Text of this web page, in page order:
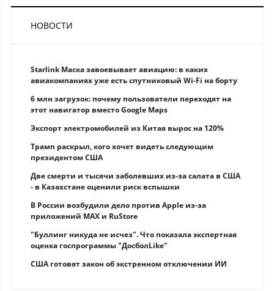
НОВОСТИ
Starlink Маска завоевывает авиацию: в каких
авиакомпаниях уже есть спутниковый Wi-Fi на борту
6 млн загрузок: почему пользователи переходят на
этот навигатор вместо Google Maps
Экспорт электромобилей из Китая вырос на 120%
Трамп раскрыл, кого хочет видеть следующим
президентом США
Две смерти и тысячи заболевших из-за салата в США
- в Казахстане оценили риск вспышки
В России возбудили дело против Apple из-за
приложений MAX и RuStore
"Буллинг никуда не исчез". Что показала экспертная
оценка госпрограммы "ДосболLike"
США готовят закон об экстренном отключении ИИ